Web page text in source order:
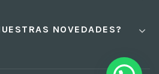
NOVEDADES?